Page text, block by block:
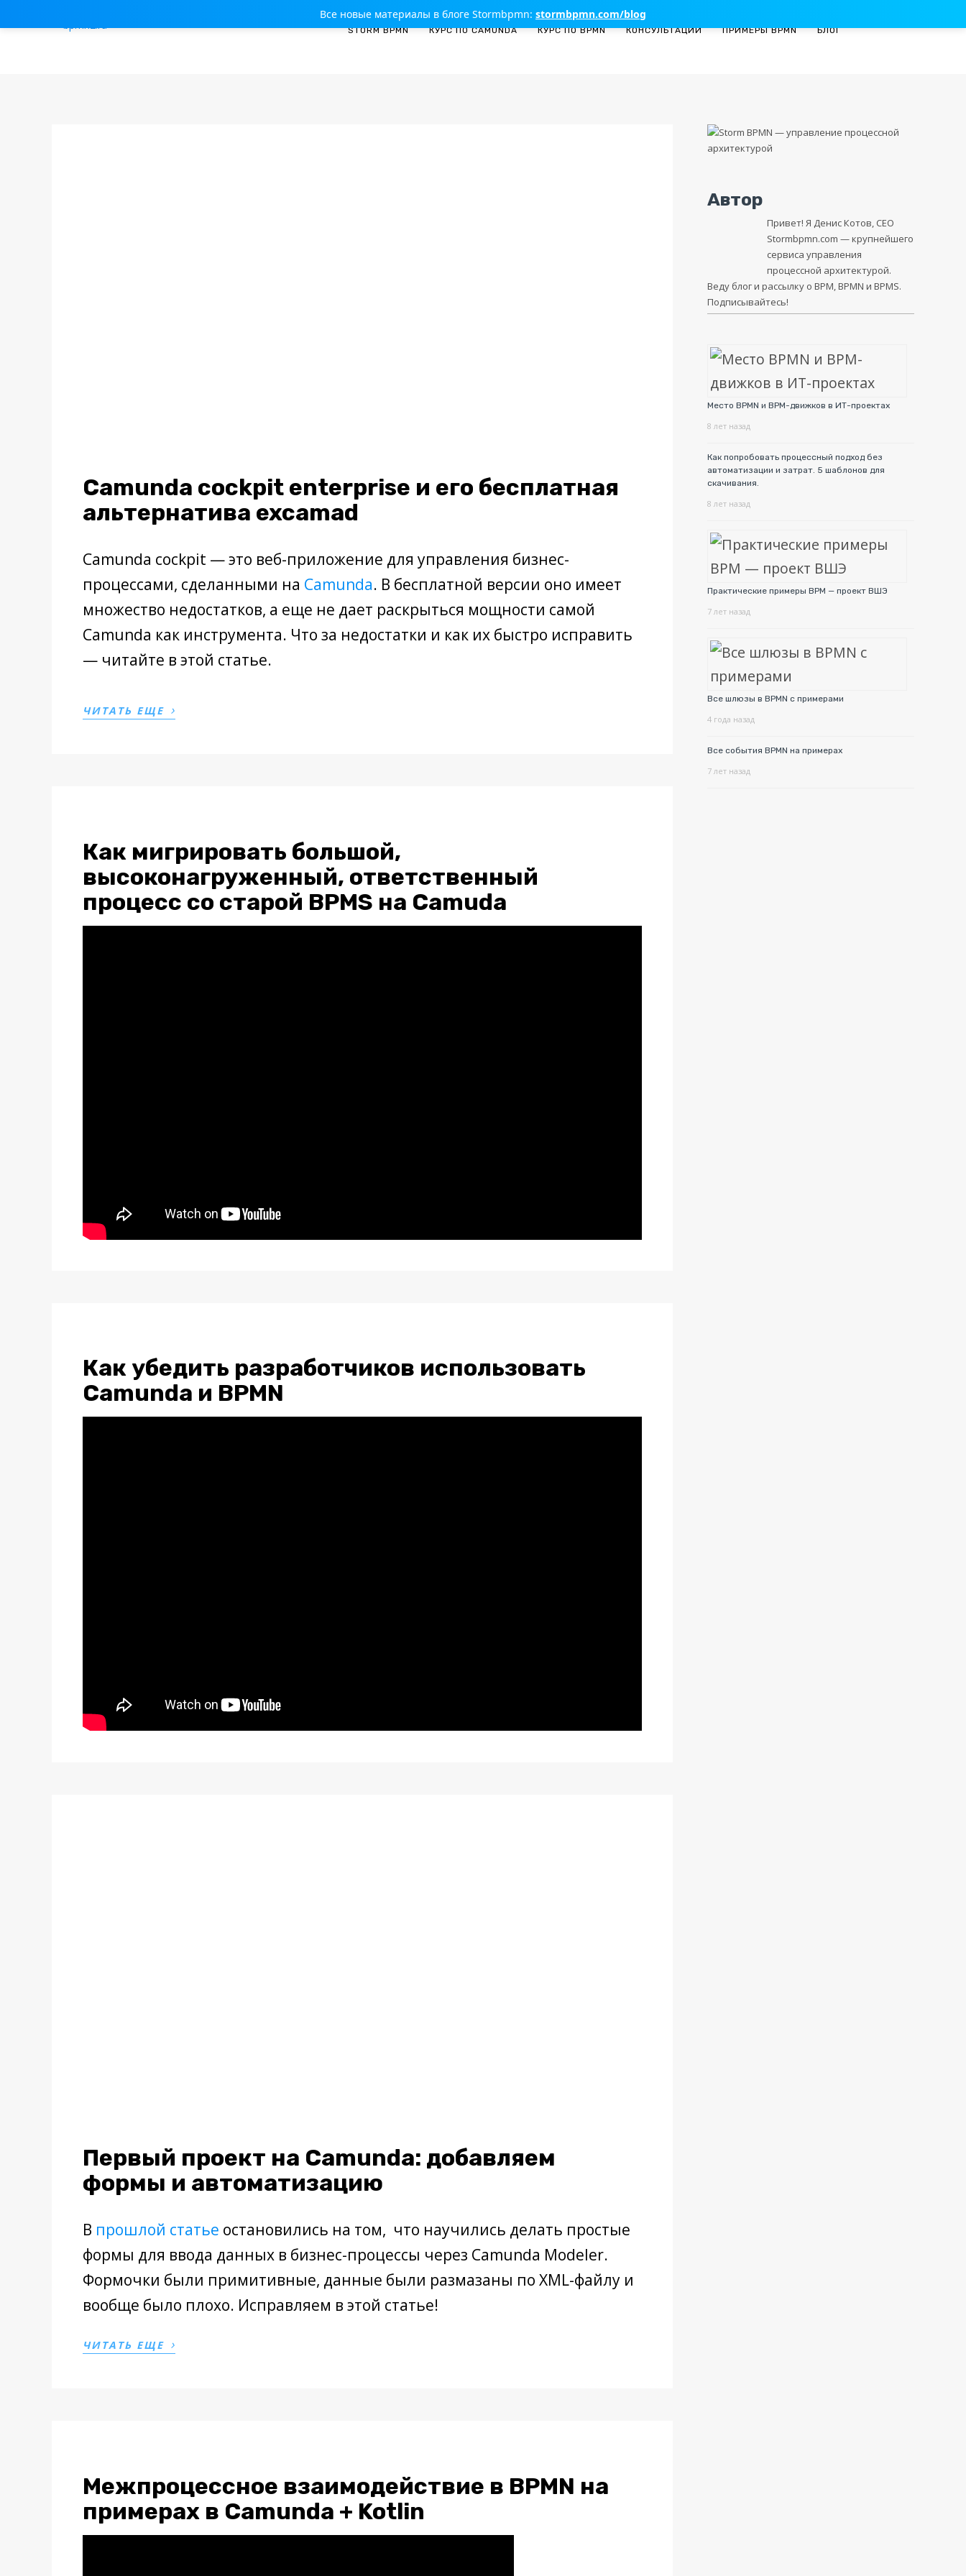
Все новые материалы в блоге Stormbpmn: stormbpmn.com/blog
STORM BPMN КУРС ПО CAMUNDA КУРС ПО BPMN КОНСУЛЬТАЦИИ ПРИМЕРЫ BPMN БЛОГ
Camunda cockpit enterprise и его бесплатная
альтернатива excamad
Camunda cockpit — это веб-приложение для управления бизнес-
процессами, сделанными на Camunda. В бесплатной версии оно имеет
множество недостатков, а еще не дает раскрыться мощности самой
Camunda как инструмента. Что за недостатки и как их быстро исправить
— читайте в этой статье.
ЧИТАТЬ ЕЩЕ ›
Как мигрировать большой,
высоконагруженный, ответственный
процесс со старой BPMS на Camuda
Как убедить разработчиков использовать
Camunda и BPMN
Первый проект на Camunda: добавляем
формы и автоматизацию
В прошлой статье остановились на том, что научились делать простые
формы для ввода данных в бизнес-процессы через Camunda Modeler.
Формочки были примитивные, данные были размазаны по XML-файлу и
вообще было плохо. Исправляем в этой статье!
ЧИТАТЬ ЕЩЕ ›
Межпроцессное взаимодействие в BPMN на
примерах в Camunda + Kotlin
Автор
Привет! Я Денис Котов, CEO
Stormbpmn.com — крупнейшего
сервиса управления
процессной архитектурой.
Веду блог и рассылку о BPM, BPMN и BPMS.
Подписывайтесь!
Место BPMN и BPM-движков в ИТ-проектах
8 лет назад
Как попробовать процессный подход без
автоматизации и затрат. 5 шаблонов для
скачивания.
8 лет назад
Практические примеры BPM — проект ВШЭ
7 лет назад
Все шлюзы в BPMN с примерами
4 года назад
Все события BPMN на примерах
7 лет назад